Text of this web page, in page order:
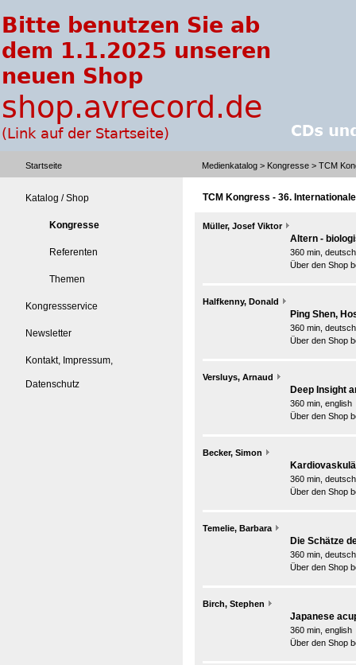
Startseite Medienkatalog > Kongresse > TCM
Katalog / Shop
Kongresse
Referenten
Themen
Kongressservice
Newsletter
Kontakt, Impressum,
Datenschutz
TCM Kongress - 36.
Müller, Josef Viktor
Altern -
360 min, deutsch
Über den Shop
Halfkenny, Donald
Ping Shen,
360 min, deutsch
Über den Shop
Versluys, Arnaud
Deep Insight
360 min, english
Über den Shop
Becker, Simon
360 min, deutsch
Über den Shop
Temelie, Barbara
Die Schätze
360 min, deutsch
Über den Shop
Birch, Stephen
Japanese
360 min, english
Über den Shop